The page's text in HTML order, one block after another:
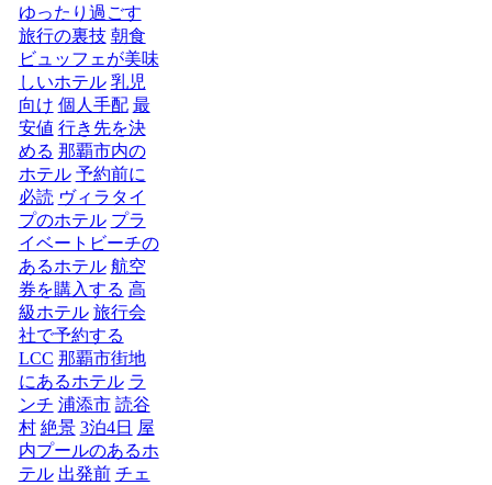
ゆったり過ごす
旅行の裏技 朝食
ビュッフェが美味
しいホテル 乳児
向け 個人手配 最
安値 行き先を決
める 那覇市内の
ホテル 予約前に
必読 ヴィラタイ
プのホテル プラ
イベートビーチの
あるホテル 航空
券を購入する 高
級ホテル 旅行会
社で予約する
LCC 那覇市街地
にあるホテル ラ
ンチ 浦添市 読谷
村 絶景 3泊4日 屋
内プールのあるホ
テル 出発前 チェ